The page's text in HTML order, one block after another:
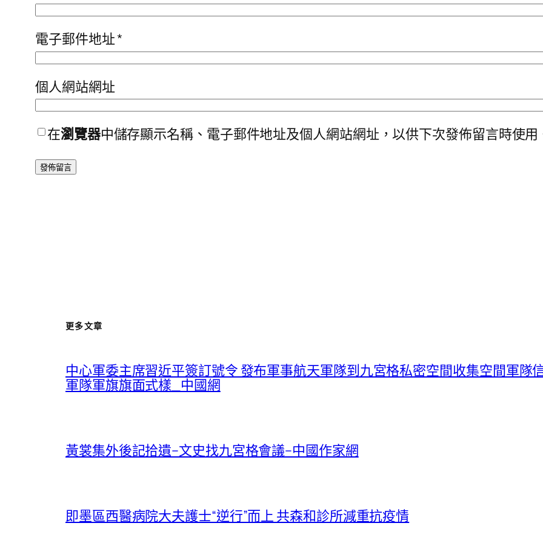
電子郵件地址*
個人網站網址
在瀏覽器中儲存顯示名稱、電子郵件地址及個人網站網址，以供下次發佈留言時使用
更多文章
中心軍委主席習近平簽訂號令 發布軍事航天軍隊到九宮格私密空間收集空間軍隊
軍隊軍旗旗面式樣_中國網
黃裳集外後記拾遺–文史找九宮格會議–中國作家網
即墨區西醫病院大夫護士“逆行”而上 共森和診所減重抗疫情